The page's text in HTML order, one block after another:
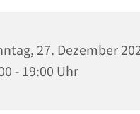
27. Dezember
- 19:00 Uhr